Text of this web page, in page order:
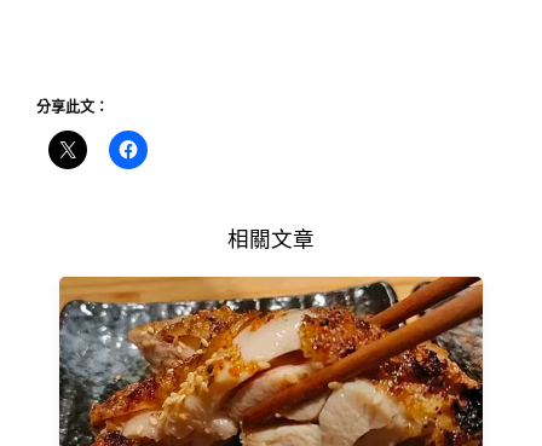
分享此文：
相關文章